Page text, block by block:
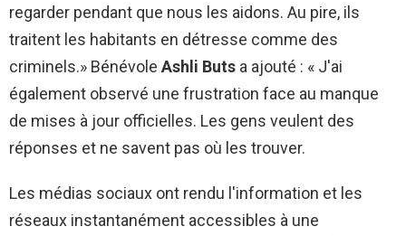
regarder pendant que nous les aidons. Au pire, ils
traitent les habitants en détresse comme des
criminels.» Bénévole Ashli ​​Buts a ajouté : « J'ai
également observé une frustration face au manque
de mises à jour officielles. Les gens veulent des
réponses et ne savent pas où les trouver.
Les médias sociaux ont rendu l'information et les
réseaux instantanément accessibles à une